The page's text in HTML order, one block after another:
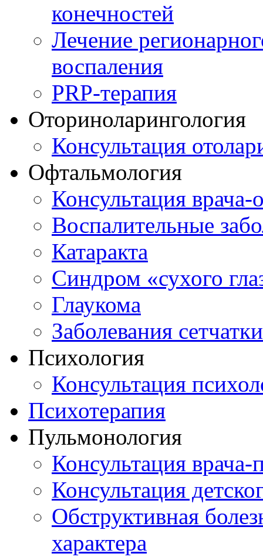
конечностей
Лечение
воспаления
PRP-терапия
Оториноларингология
Консультация
Офтальмология
Консультация врача-
Воспалительные
Катаракта
Синдром «сухого
Глаукома
Заболевания сетчатки
Психология
Консультация
Психотерапия
Пульмонология
Консультация врача-
Консультация
Обструктивная
характера